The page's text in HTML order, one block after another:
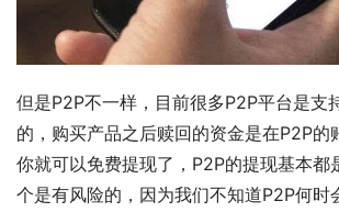
但是P2P不一样，目前很多P2P平台是支
的，购买产品之后赎回的资金是在P2P的
你就可以免费提现了，P2P的提现基本都
个是有风险的，因为我们不知道P2P何时